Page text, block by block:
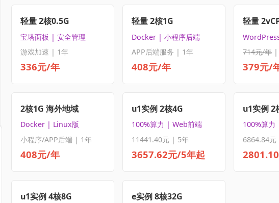
轻量 2核0.5G
宝塔面板 | 安全管理
游戏加速 | 1年
336元/年
轻量 2核1G
Docker | 小程序后端
APP后端服务 | 1年
408元/年
轻量
714元/年|
379元/
2核1G 海外地域
Docker | Linux版
小程序/APP后端 | 1年
408元/年
u1实例 2核4G
100%算力 | Web前端
11441.40元 | 5年
3657.62元/5年起
u1实例 2
100%算
6864.84元
u1实例 4核8G e实例 8核32G